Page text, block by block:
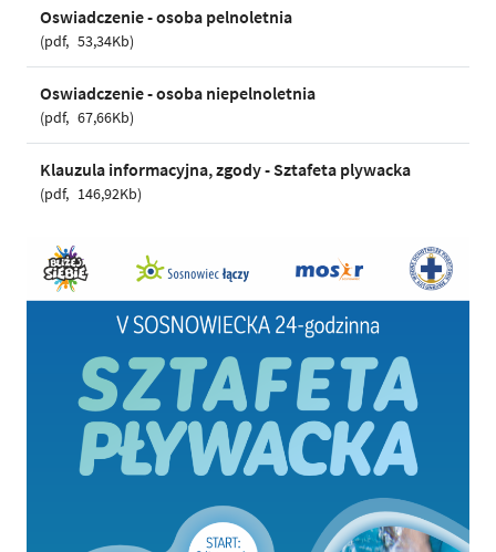
Oswiadczenie - osoba pelnoletnia
pdf 53,34Kb
Oswiadczenie - osoba niepelnoletnia
pdf 67,66Kb
Klauzula informacyjna, zgody - Sztafeta plywacka
pdf 146,92Kb